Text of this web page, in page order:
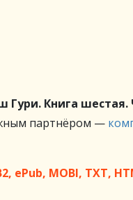
Книга шестая.
партнёром —
ePub, MOBI, TXT,